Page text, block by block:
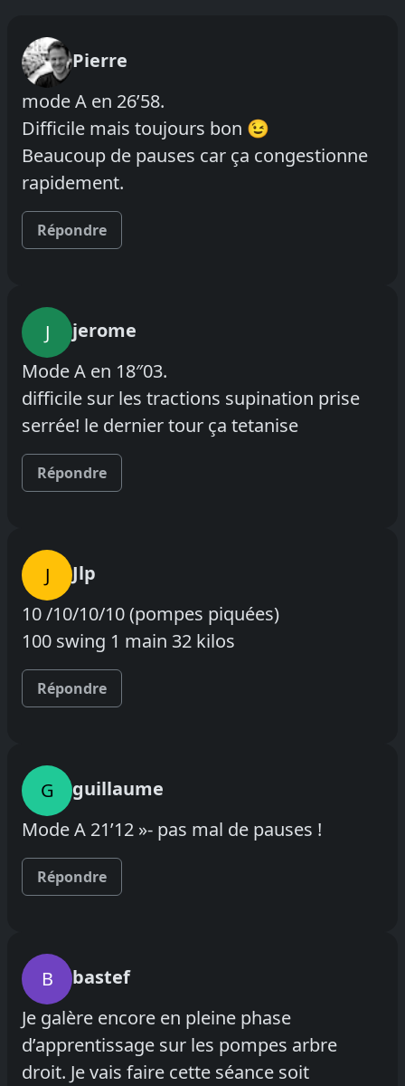
Pierre
mode A en 26’58.
Difficile mais toujours bon 😉
Beaucoup de pauses car ça congestionne
rapidement.
Répondre
J
jerome
Mode A en 18″03.
difficile sur les tractions supination prise
serrée! le dernier tour ça tetanise
Répondre
J
Jlp
10 /10/10/10 (pompes piquées)
100 swing 1 main 32 kilos
Répondre
G
guillaume
Mode A 21’12 »- pas mal de pauses !
Répondre
B
bastef
Je galère encore en pleine phase
d’apprentissage sur les pompes arbre
droit. Je vais faire cette séance soit